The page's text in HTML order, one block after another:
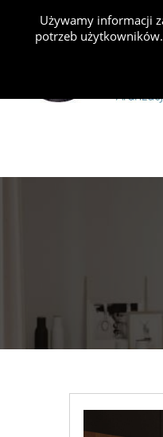
Używamy informacji
potrzeb